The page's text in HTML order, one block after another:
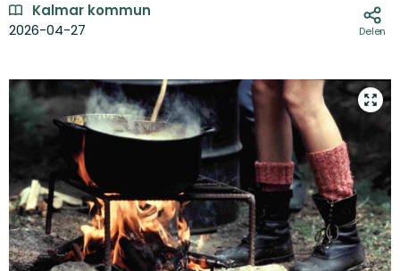
Kalmar kommun
2026-04-27
Delen
Fotos
Bekijk